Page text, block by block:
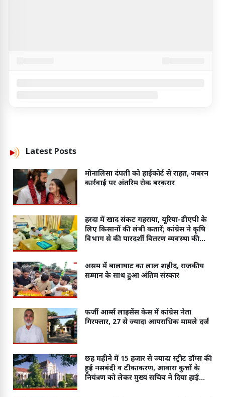
Latest Posts
मोनालिसा दंपती को हाईकोर्ट से राहत, जबरन
कार्रवाई पर अंतरिम रोक बरकरार
हरदा में खाद संकट गहराया, यूरिया-डीएपी के
लिए किसानों की लंबी कतारें; कांग्रेस ने कृषि
विभाग से की पारदर्शी वितरण व्यवस्था की
असम में बालाघाट का लाल शहीद, राजकीय
सम्मान के साथ हुआ अंतिम संस्कार
फर्जी आर्म्स लाइसेंस केस में कांग्रेस नेता
गिरफ्तार, 27 से ज्यादा आपराधिक मामले दर्ज
छह महीने में 15 हजार से ज्यादा स्ट्रीट डॉग्स की
हुई नसबंदी व टीकाकरण, आवारा कुत्तों के
नियंत्रण को लेकर मुख्य सचिव ने दिया हाईकोर्ट